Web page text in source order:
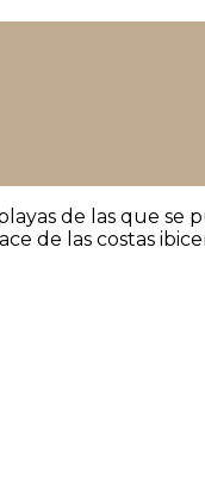
de las que se
de las costas